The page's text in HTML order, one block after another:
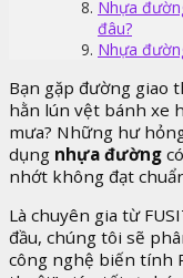
Nhựa
đâu?
Nhựa
Bạn gặp đường giao
hằn lún vệt bánh xe
mưa? Những hư
dụng nhựa đường
nhớt không đạt
Là chuyên gia từ
đầu, chúng tôi sẽ
công nghệ biến tính